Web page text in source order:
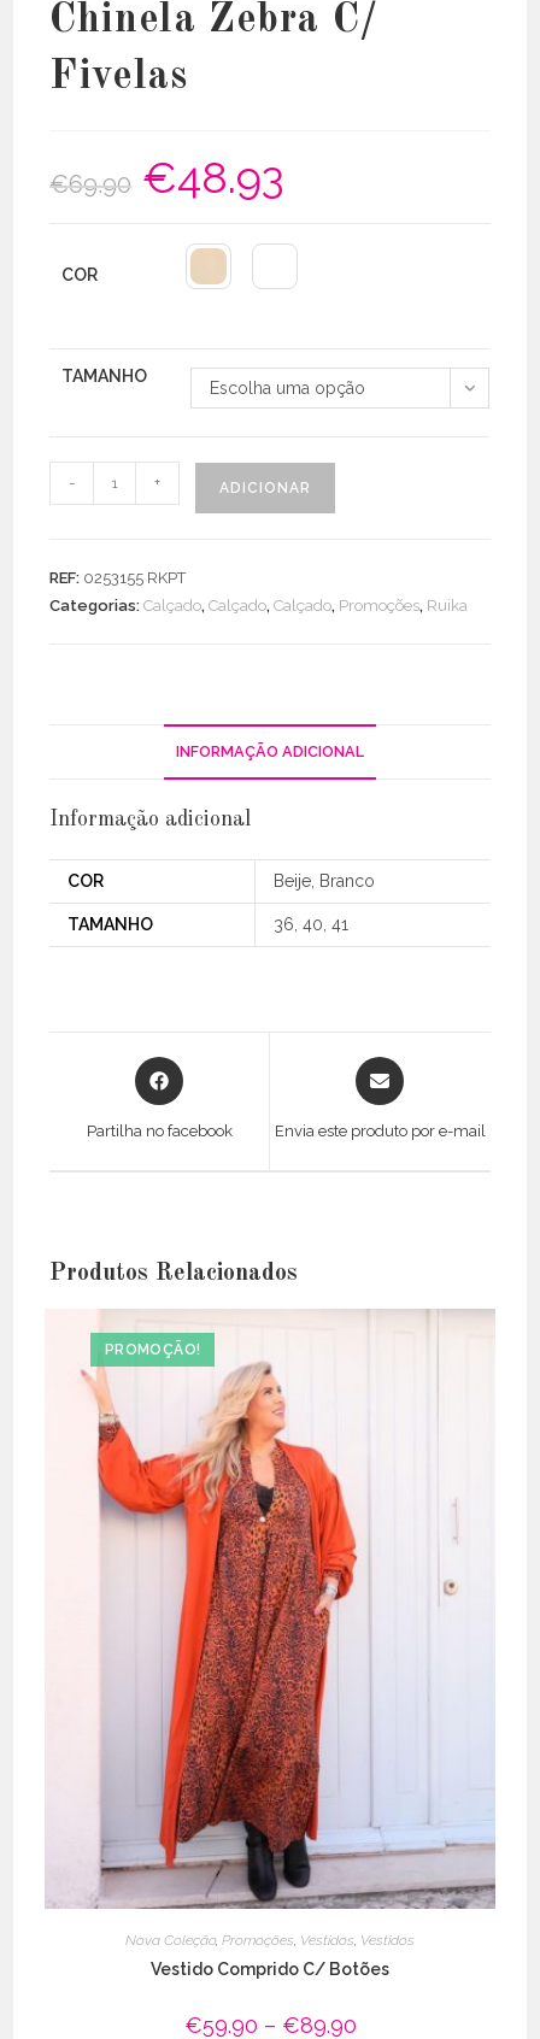
Chinela Zebra C/
Fivelas
€69.90
O
preço
original
€48.93
COR
TAMANHO
Escolha uma opção
de
- + ADICIONAR
REF: 0253155 RKPT
Categorias:Calçado,Calçado,Calçado, Promoções, Ruika
INFORMAÇÃO ADICIONAL
Informação adicional
COR Beije, Branco
TAMANHO 36, 40, 41
Opens
in
Partilha no facebook
Opens
in
Envia este produto por e-mail
Produtos Relacionados
PROMOÇÃO!
Nova Coleção, Promoções Vestidos Vestidos
Vestido Comprido C/ Botões
€59.90 – €89.90Price